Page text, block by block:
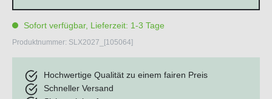
Sofort verfügbar, Lieferzeit: 1-3 Tage
Produktnummer: SLX2027_[105064]
Hochwertige Qualität zu einem fairen Preis
Schneller Versand